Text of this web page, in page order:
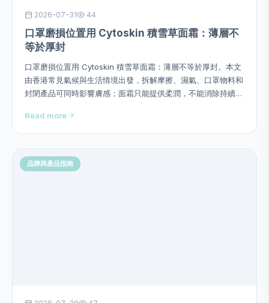
2026-07-31 44
口罩磨損位置用 Cytoskin 積雪草面霜：薄層不
等於厚封
口罩磨損位置用 Cytoskin 積雪草面霜：薄層不等於厚封。本文
由香港常見氣候與生活情境出發，拆解摩擦、濕氣、口罩物料和
封閉產品可同時影響膚感；面霜只能提供柔潤，不能消除持續摩
避免硬塞成分或作過度功效承諾。
Read more
品牌與產品指南